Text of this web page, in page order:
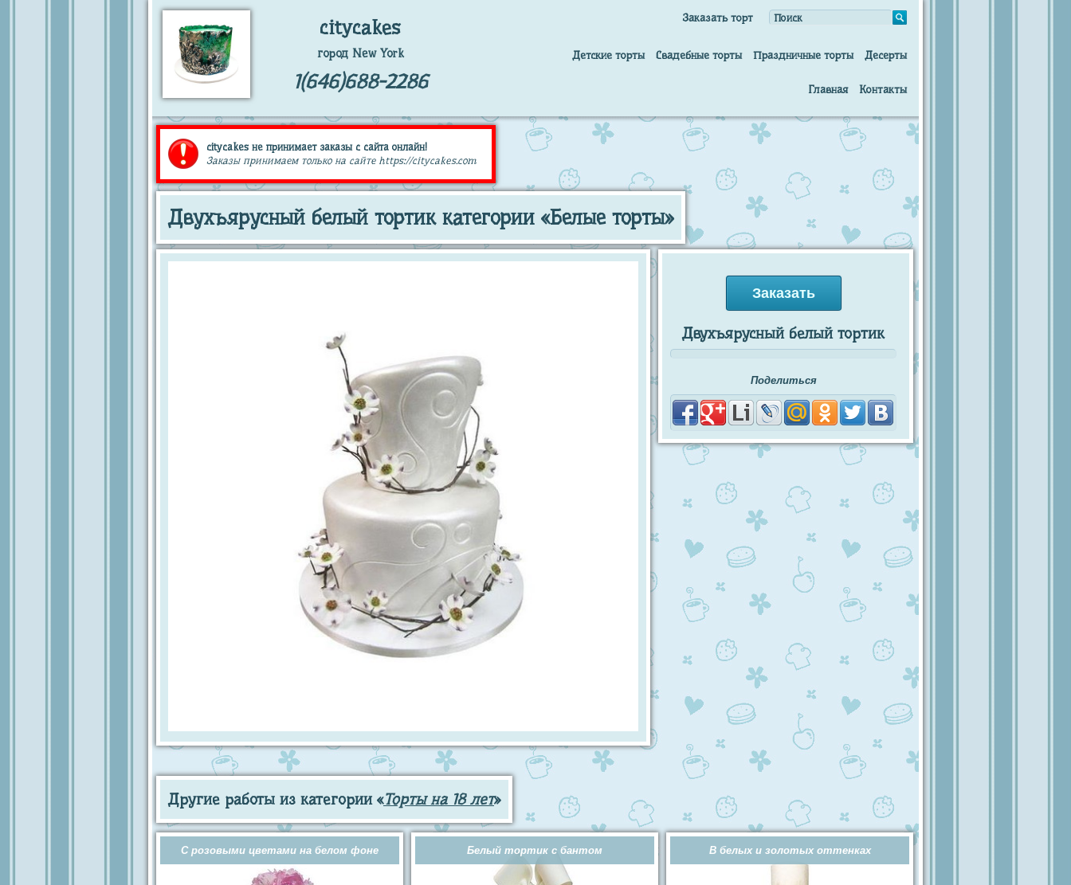
citycakes
город New York
1(646)688-2286
Заказать торт
Детские торты Свадебные торты Праздничные торты Десерты
Главная Контакты
citycakes не принимает заказы с сайта онлайн!
Заказы принимаем только на сайте https://citycakes.com
Двухъярусный белый тортик категории «Белые торты»
Заказать
Двухъярусный белый тортик
Поделиться
Другие работы из категории «Торты на 18 лет»
С розовыми цветами на белом фоне Белый тортик с бантом В белых и золотых оттенках